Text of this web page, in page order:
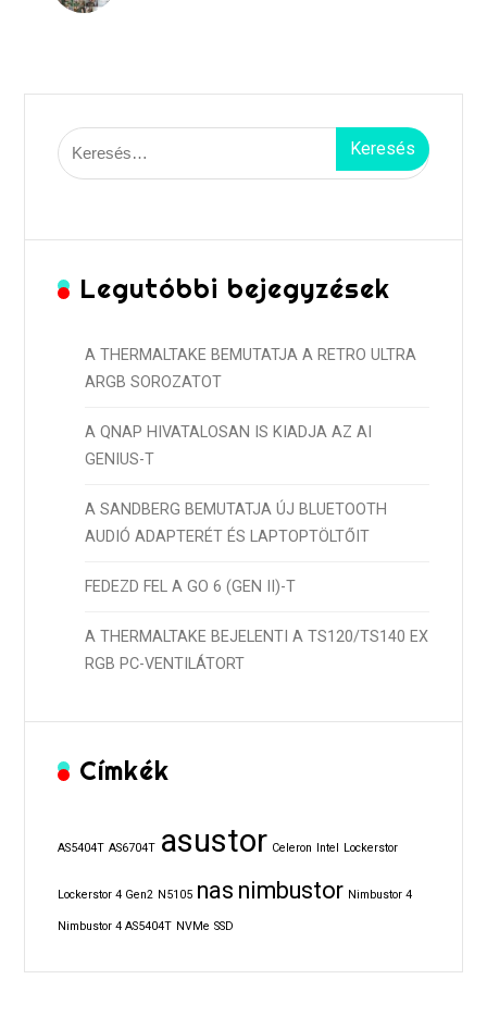
Keresés:
Legutóbbi bejegyzések
A THERMALTAKE BEMUTATJA A RETRO ULTRA
ARGB SOROZATOT
A QNAP HIVATALOSAN IS KIADJA AZ AI
GENIUS-T
A SANDBERG BEMUTATJA ÚJ BLUETOOTH
AUDIÓ ADAPTERÉT ÉS LAPTOPTÖLTŐIT
FEDEZD FEL A GO 6 (GEN II)-T
A THERMALTAKE BEJELENTI A TS120/TS140 EX
RGB PC-VENTILÁTORT
Címkék
AS5404T AS6704T asustor Celeron Intel Lockerstor
Lockerstor 4 Gen2 N5105 nas nimbustor Nimbustor 4
Nimbustor 4 AS5404T NVMe SSD